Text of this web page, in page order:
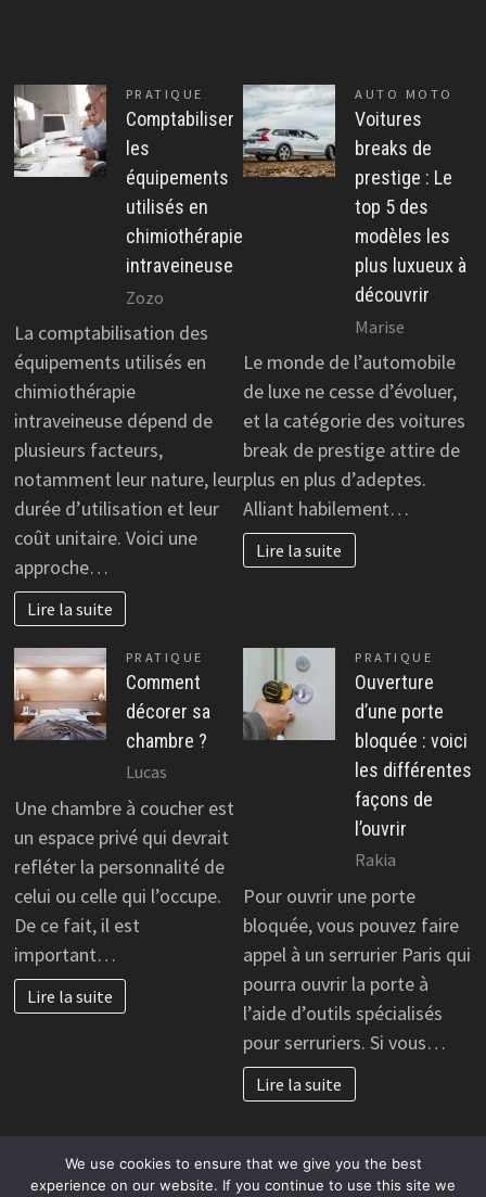
PRATIQUE
Comptabiliser
les
équipements
utilisés en
chimiothérapie
intraveineuse
Zozo
La comptabilisation des
équipements utilisés en
chimiothérapie
intraveineuse dépend de
plusieurs facteurs,
notamment leur nature, leur
durée d’utilisation et leur
coût unitaire. Voici une
approche…
Lire la suite
AUTO MOTO
Voitures
breaks de
prestige : Le
top 5 des
modèles les
plus luxueux à
découvrir
Marise
Le monde de l’automobile
de luxe ne cesse d’évoluer,
et la catégorie des voitures
break de prestige attire de
plus en plus d’adeptes.
Alliant habilement…
Lire la suite
PRATIQUE
Comment
décorer sa
chambre ?
Lucas
Une chambre à coucher est
un espace privé qui devrait
refléter la personnalité de
celui ou celle qui l’occupe.
De ce fait, il est
important…
Lire la suite
PRATIQUE
Ouverture
d’une porte
bloquée : voici
les différentes
façons de
l’ouvrir
Rakia
Pour ouvrir une porte
bloquée, vous pouvez faire
appel à un serrurier Paris qui
pourra ouvrir la porte à
l’aide d’outils spécialisés
pour serruriers. Si vous…
Lire la suite
We use cookies to ensure that we give you the best
experience on our website. If you continue to use this site we